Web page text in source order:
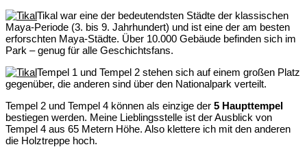
Tikal war eine der bedeutendsten Städte der klassischen
Maya-Periode (3. bis 9. Jahrhundert) und ist eine der am besten
erforschten Maya-Städte. Über 10.000 Gebäude befinden sich im
Park – genug für alle Geschichtsfans.
Tempel 1 und Tempel 2 stehen sich auf einem großen Platz
gegenüber, die anderen sind über den Nationalpark verteilt.
Tempel 2 und Tempel 4 können als einzige der 5 Haupttempel
bestiegen werden. Meine Lieblingsstelle ist der Ausblick von
Tempel 4 aus 65 Metern Höhe. Also klettere ich mit den anderen
die Holztreppe hoch.